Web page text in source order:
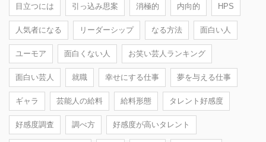
目立つには 引っ込み思案 消極的 内向的 HPS
人気者になる リーダーシップ なる方法 面白い人
ユーモア 面白くない人 お笑い芸人ランキング
面白い芸人 就職 幸せにする仕事 夢を与える仕事
ギャラ 芸能人の給料 給料形態 タレント好感度
好感度調査 調べ方 好感度が高いタレント